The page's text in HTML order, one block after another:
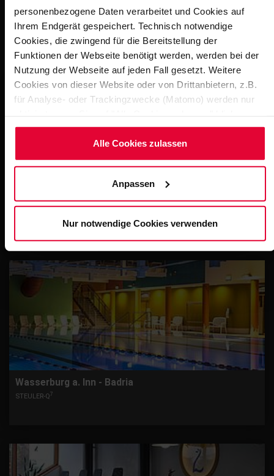
personenbezogene Daten verarbeitet und Cookies auf
Ihrem Endgerät gespeichert. Technisch notwendige
Cookies, die zwingend für die Bereitstellung der
Funktionen der Webseite benötigt werden, werden bei der
Nutzung der Webseite auf jeden Fall gesetzt. Weitere
Cookies von dieser Website oder von Drittanbietern, z.B.
für Analyse- oder Trackingzwecke (Matomo) werden nur
Möchten Sie dies nicht, klicken Sie bitte auf "Nur
notwendige Cookies verwenden". Mehr dazu
(einschließlich der Möglichkeit, die Einwilligungserklärung
Cookie-Hinweis(Link im Fuß der Website) bzw.
derDatenschutzerklärung.
Alle Cookies zulassen
Anpassen
Nur notwendige Cookies verwenden
Impressions
Elmau - Schlosshotel
Wasserburg a. Inn - Badria
STEULER-Q7